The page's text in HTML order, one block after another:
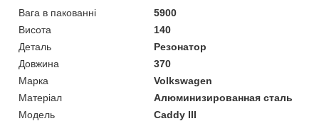
Вага в пакованні
5900
Висота
140
Деталь
Резонатор
Довжина
370
Марка
Volkswagen
Матеріал
Алюминизированная сталь
Мoдель
Caddy III